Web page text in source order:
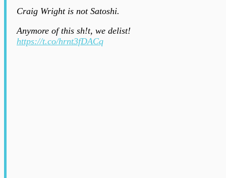
Craig Wright is not Satoshi.
Anymore of this sh!t, we delist!
https://t.co/hrnt3fDACq